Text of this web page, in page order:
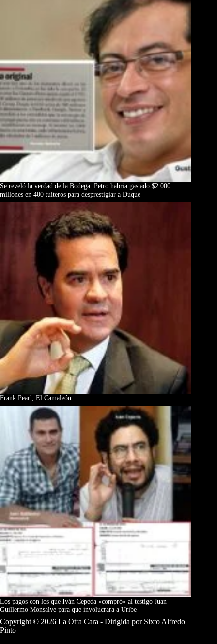
Se reveló la verdad de la Bodega: Petro habría gastado $2.000
millones en 400 tuiteros para desprestigiar a Duque
Frank Pearl, El Camaleón
Los pagos con los que Iván Cepeda «compró» al testigo Juan
Guillermo Monsalve para que involucrara a Uribe
Copyright © 2026 La Otra Cara - Dirigida por Sixto Alfredo
Pinto